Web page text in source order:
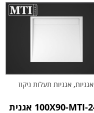
אגניות, אגניות תעלות ניקוז
100X90-MTI-240 אגנית